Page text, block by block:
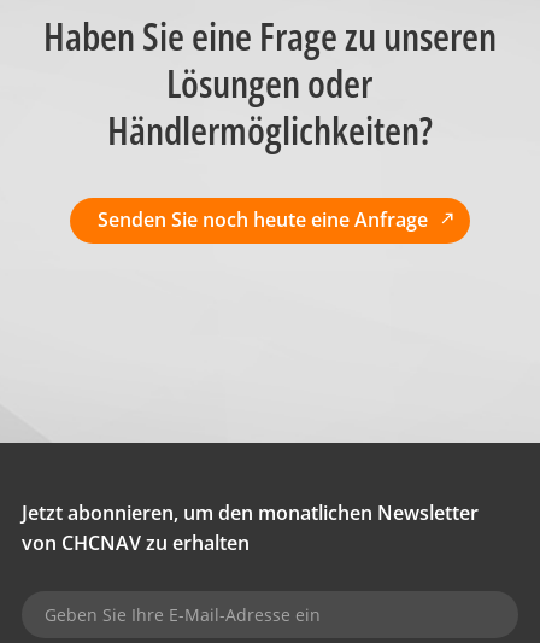
Haben Sie eine Frage zu unseren
Lösungen oder
Händlermöglichkeiten?
Senden Sie noch heute eine Anfrage
Jetzt abonnieren, um den monatlichen Newsletter
von CHCNAV zu erhalten